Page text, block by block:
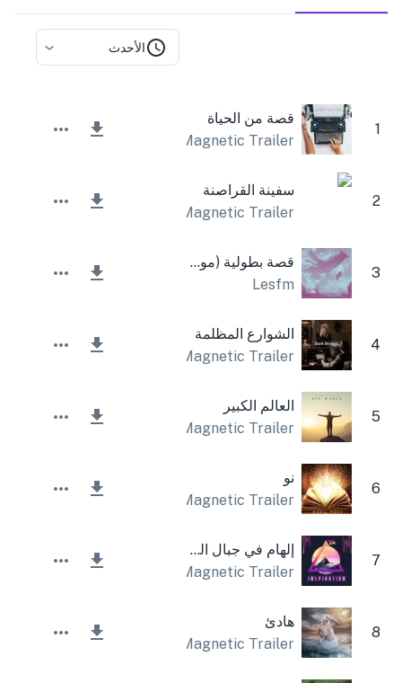
الأحدث
1
قصة من الحياة
Magnetic Trailer
2
سفينة القراصنة
Magnetic Trailer
3
قصة بطولية (موضوع ملهم)
Lesfm
4
الشوارع المظلمة
Magnetic Trailer
5
العالم الكبير
Magnetic Trailer
6
نو
Magnetic Trailer
7
إلهام في جبال الملحمة
Magnetic Trailer
8
هادئ
Magnetic Trailer